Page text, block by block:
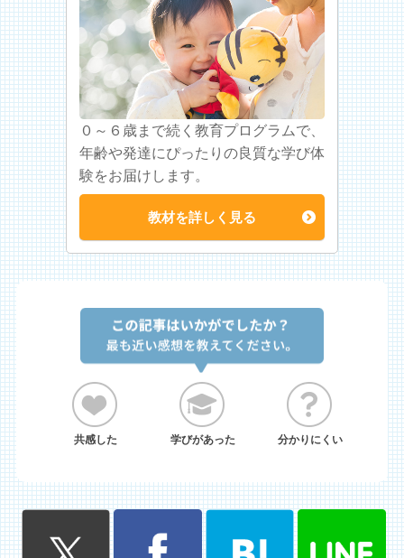
０～６歳まで続く教育プログラムで、
年齢や発達にぴったりの良質な学び体
験をお届けします。
教材を詳しく見る
共感した 学びがあった 分かりにくい